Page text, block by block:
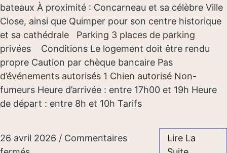
bateaux À proximité : Concarneau et sa célèbre Ville
Close, ainsi que Quimper pour son centre historique
et sa cathédrale Parking 3 places de parking
privées Conditions Le logement doit être rendu
propre Caution par chèque bancaire Pas
d’événements autorisés 1 Chien autorisé Non-
fumeurs Heure d’arrivée : entre 17h00 et 19h Heure
de départ : entre 8h et 10h Tarifs
26 avril 2026 / Commentaires
Lire La